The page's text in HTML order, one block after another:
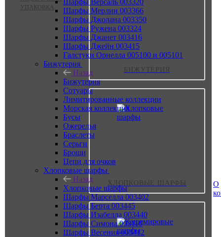
УПАКОВКА
БИЖУТЕРИЯ
ХЛОПКОВЫЕ ШАРФЫ
О
Шарфы Версаль 003320
Шарфы Мерлин 003366
Шарфы Джолана 003350
Шарфы Ружена 003324
Шарфы Джанет 003416
Шарфы Джейн 003415
Галстуки Орнелла 005100 и 005101
Бижутерия
Назад
Бижутерия
Сотуары
Лимитированные коллекции
Морская коллекция
Бусы
Ожерелья
Браслеты
Серьги
Броши
Цепи для очков
Хлопковые шарфы
Назад
Хлопковые шарфы
Шарфы Марселла 003402
Шарфы Берта 003445
Шарфы Изабелла 003440
Шарфы Симона 003110
Шарфы Весения 003412